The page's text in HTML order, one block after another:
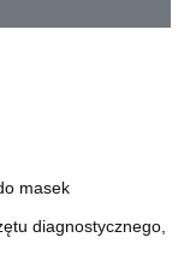
masek
diagnostycznego,